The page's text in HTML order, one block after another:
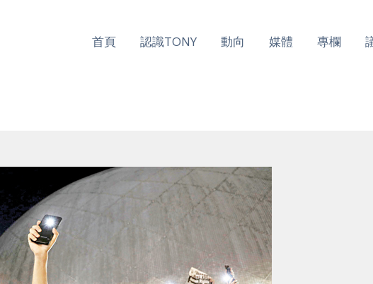
首頁 認識TONY 動向 媒體 專欄